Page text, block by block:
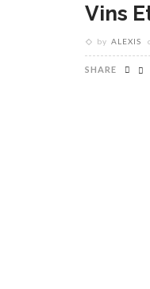
Vins
by ALEXIS
SHARE